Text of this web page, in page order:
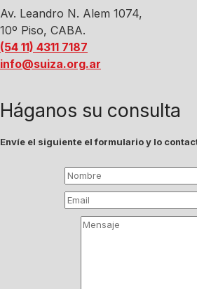
Av. Leandro N. Alem 1074,
10º Piso, CABA.
(54 11) 4311 7187
info@suiza.org.ar
Háganos su consulta
Envíe el siguiente el formulario y lo